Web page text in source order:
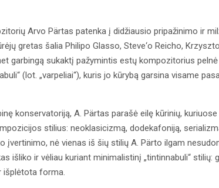
Arvo Pärtas patenka į didžiausio pripažinimo ir
gretas šalia Philipo Glasso, Steve‘o Reicho,
garbingą sukaktį pažymintis estų kompozitorius
(lot. „varpeliai“), kuris jo kūrybą garsina visame
konservatoriją, A. Pärtas parašė eilę kūrinių,
stilius: neoklasicizmą, dodekafoniją,
įvertinimo, nė vienas iš šių stilių A. Pärto ilgam
išliko ir vėliau kuriant minimalistinį „tintinnabuli“ stilių:
išplėtota forma.